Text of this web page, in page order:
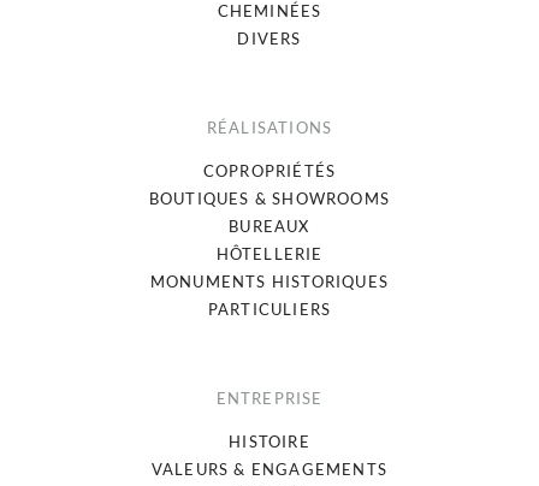
CHEMINÉES
DIVERS
RÉALISATIONS
COPROPRIÉTÉS
BOUTIQUES & SHOWROOMS
BUREAUX
HÔTELLERIE
MONUMENTS HISTORIQUES
PARTICULIERS
ENTREPRISE
HISTOIRE
VALEURS & ENGAGEMENTS